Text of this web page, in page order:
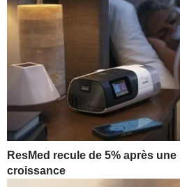
ResMed recule de 5% après
croissance